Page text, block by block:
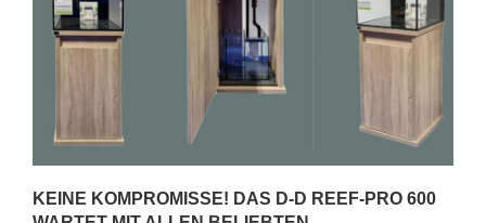
KEINE KOMPROMISSE! DAS D-D REEF-PRO 600